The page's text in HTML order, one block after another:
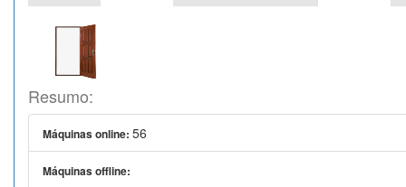
Resumo:
Máquinas online: 56
Máquinas offline: